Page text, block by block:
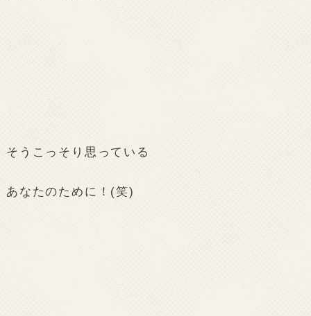
そうこっそり思っている
あなたのために！(笑)